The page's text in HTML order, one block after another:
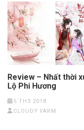
Review – Nhất thời
Lộ Phi Hương
5 TH3 2018
CLOUDY FARM